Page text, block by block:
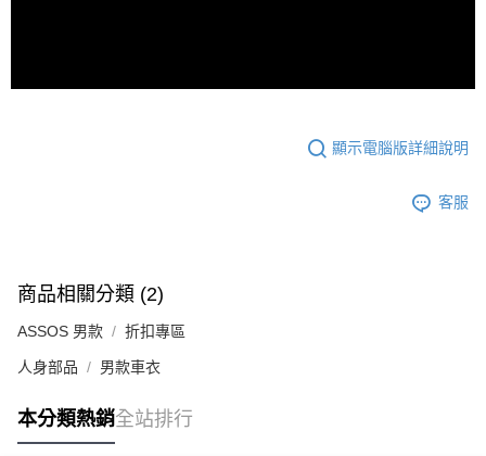
顯示電腦版詳細說明
客服
商品相關分類 (2)
ASSOS 男款 折扣專區
人身部品 男款車衣
本分類熱銷全站排行